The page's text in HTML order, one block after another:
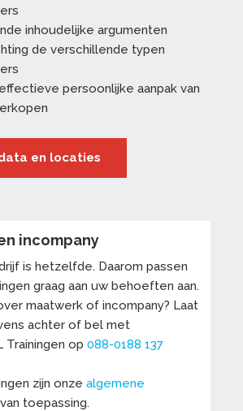
inhoudelijke argumenten
de verschillende typen
persoonlijke aanpak van
en locaties
incompany
is hetzelfde. Daarom passen
graag aan uw behoeften aan.
maatwerk of incompany? Laat
achter of bel met
Trainingen op 088-0188 137
zijn onze algemene
van toepassing.